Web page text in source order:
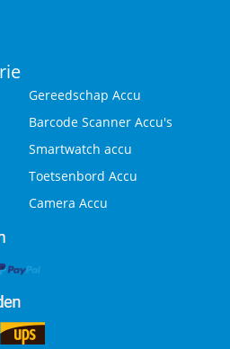
Gereedschap Accu
Barcode Scanner Accu's
Smartwatch accu
Toetsenbord Accu
Camera Accu